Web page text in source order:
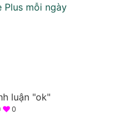
Plus mỗi ngày
luận "ok"
0